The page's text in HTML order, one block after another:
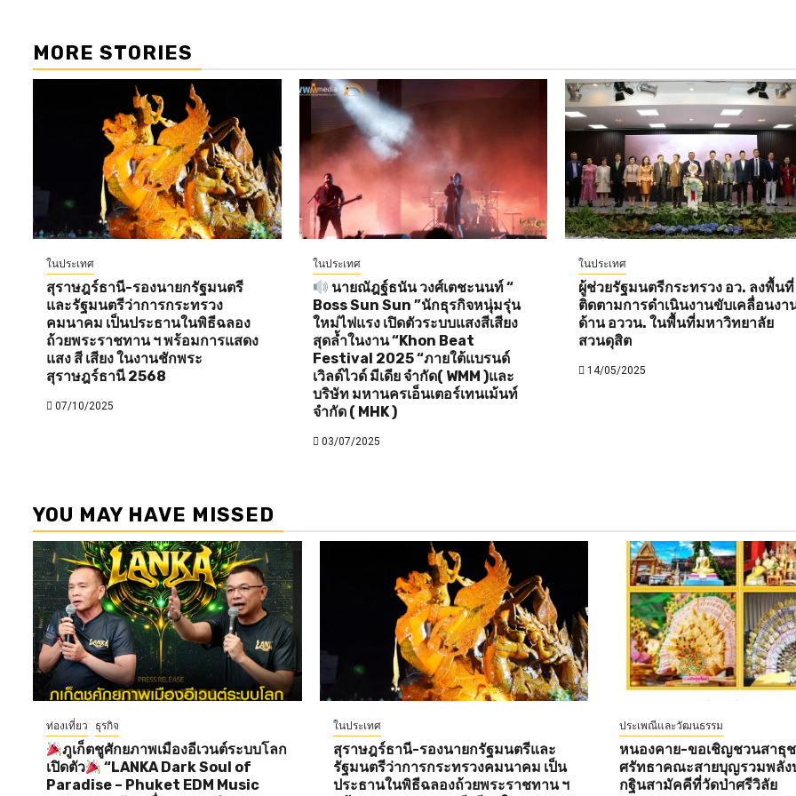
MORE STORIES
ในประเทศ
สุราษฎร์ธานี-รองนายกรัฐมนตรี
และรัฐมนตรีว่าการกระทรวง
คมนาคม เป็นประธานในพิธีฉลอง
ถ้วยพระราชทาน ฯ พร้อมการแสดง
แสง สี เสียง ในงานชักพระ
สุราษฎร์ธานี 2568
07/10/2025
ในประเทศ
นายณัฎฐ์ธนัน วงศ์เตชะนนท์ “
Boss Sun Sun ”นักธุรกิจหนุ่มรุ่น
ใหม่ไฟแรง เปิดตัวระบบแสงสีเสียง
สุดล้ำในงาน “Khon Beat
Festival 2025 “ภายใต้แบรนด์
เวิลด์ไวด์ มีเดีย จำกัด( WMM )และ
บริษัท มหานครเอ็นเตอร์เทนเม้นท์
จำกัด ( MHK )
03/07/2025
ในประเทศ
ผู้ช่วยรัฐมนตรีกระทรวง อว. ลงพื้นที่
ติดตามการดำเนินงานขับเคลื่อนงา
ด้าน อววน. ในพื้นที่มหาวิทยาลัย
สวนดุสิต
14/05/2025
YOU MAY HAVE MISSED
ท่องเที่ยว ธุรกิจ
ภูเก็ตชูศักยภาพเมืองอีเวนต์ระบบโลก
เปิดตัว
“LANKA Dark Soul of
Paradise – Phuket EDM Music
ในประเทศ
สุราษฎร์ธานี-รองนายกรัฐมนตรีและ
รัฐมนตรีว่าการกระทรวงคมนาคม เป็น
ประธานในพิธีฉลองถ้วยพระราชทาน ฯ
ประเพณีและวัฒนธรรม
หนองคาย-ขอเชิญชวนสาธุ
ศรัทธาคณะสายบุญรวมพลั
กฐินสามัคคีที่วัดป่าศรีวิลัย